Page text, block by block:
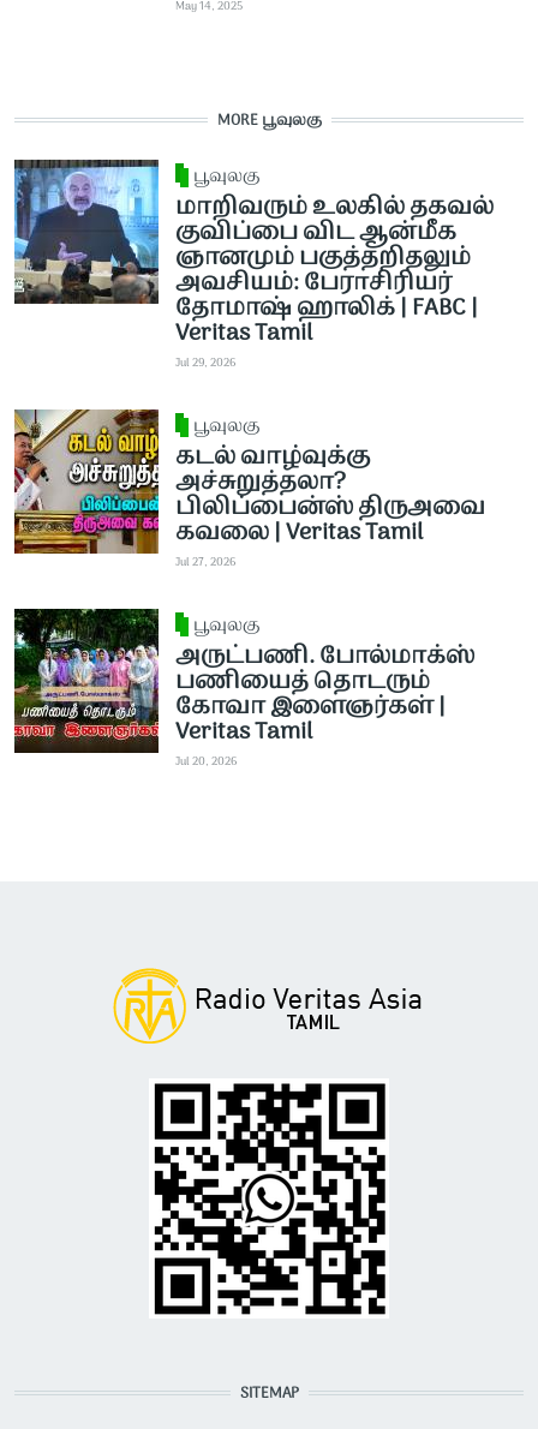
May 14, 2025
MORE பூவுலகு
பூவுலகு
மாறிவரும் உலகில் தகவல்
குவிப்பை விட ஆன்மீக
ஞானமும் பகுத்தறிதலும்
அவசியம்: பேராசிரியர்
தோமாஷ் ஹாலிக் | FABC |
Veritas Tamil
Jul 29, 2026
பூவுலகு
கடல் வாழ்வுக்கு
அச்சுறுத்தலா?
பிலிப்பைன்ஸ் திருஅவை
கவலை | Veritas Tamil
Jul 27, 2026
பூவுலகு
அருட்பணி. போல்மாக்ஸ்
பணியைத் தொடரும்
கோவா இளைஞர்கள் |
Veritas Tamil
Jul 20, 2026
SITEMAP